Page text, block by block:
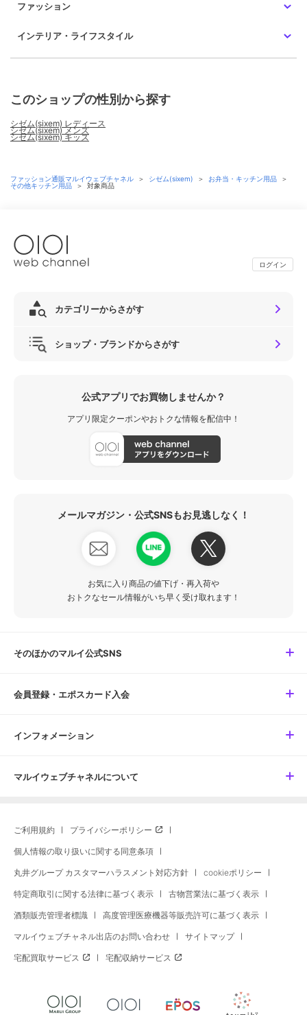
ファッション
インテリア・ライフスタイル
このショップの性別から探す
シゼム(sixem) レディース
シゼム(sixem) メンズ
シゼム(sixem) キッズ
ファッション通販マルイウェブチャネル ＞ シゼム(sixem) ＞ お弁当・キッチン用品
＞
その他キッチン用品
＞ 対象商品
ログイン
カテゴリーからさがす
ショップ・ブランドからさがす
公式アプリでお買物しませんか？
アプリ限定クーポンやおトクな情報を配信中！
メールマガジン・公式SNSもお見逃しなく！
お気に入り商品の値下げ・再入荷や
おトクなセール情報がいち早く受け取れます！
そのほかのマルイ公式SNS
会員登録・エポスカード入会
インフォメーション
マルイウェブチャネルについて
ご利用規約 プライバシーポリシー
個人情報の取り扱いに関する同意条項
丸井グループ カスタマーハラスメント対応方針 cookieポリシー
特定商取引に関する法律に基づく表示 古物営業法に基づく表示
酒類販売管理者標識 高度管理医療機器等販売許可に基づく表示
マルイウェブチャネル出店のお問い合わせ サイトマップ
宅配買取サービス 宅配収納サービス